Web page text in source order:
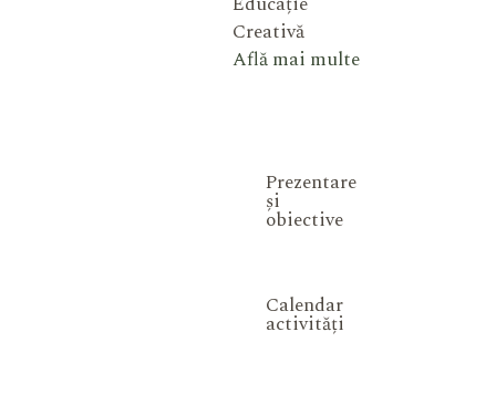
Creativă
Află mai multe
Prezentare
și
obiective
Calendar
activități